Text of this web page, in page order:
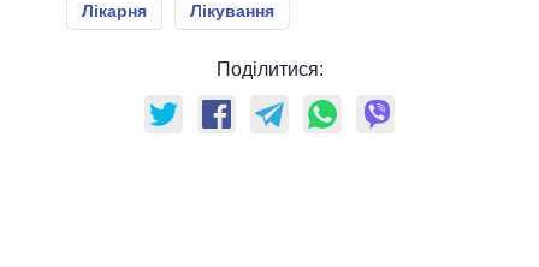
Лікарня Лікування
Поділитися: